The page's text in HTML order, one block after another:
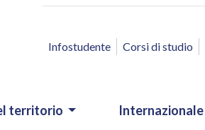
ACCESSO RAPIDO
Infostudente Corsi di studio
territorio Internazionale